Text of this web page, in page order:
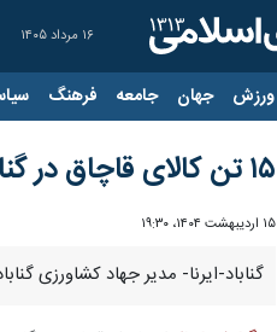
۱۶ مرداد ۱۴۰۵
ورزش جهان جامعه فرهنگ
۱۵ تن کالای قاچاق در گناباد کشف شد
۱۵ اردیبهشت ۱۴۰۴، ۱۹:۳۰